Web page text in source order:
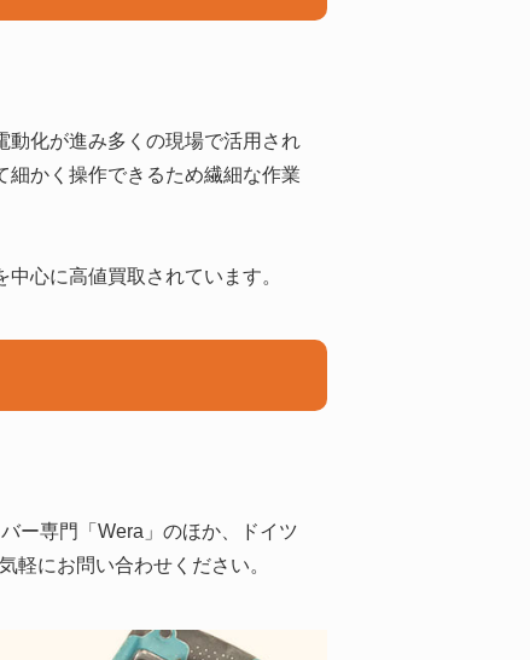
動化が進み多くの現場で活用され
細かく操作できるため繊細な作業
心に高値買取されています。
ー専門「Wera」のほか、ドイツ
軽にお問い合わせください。